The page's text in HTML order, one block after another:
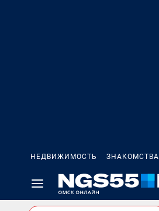
НЕДВИЖИМОСТЬ ЗНАКОМСТВА